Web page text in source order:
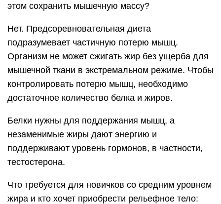
этом сохранить мышечную массу?
Нет. Предсоревновательная диета
подразумевает частичную потерю мышц.
Организм не может сжигать жир без ущерба для
мышечной ткани в экстремальном режиме. Чтобы
контролировать потерю мышц, необходимо
достаточное количество белка и жиров.
Белки нужны для поддержания мышц, а
незаменимые жиры дают энергию и
поддерживают уровень гормонов, в частности,
тестостерона.
Что требуется для новичков со средним уровнем
жира и кто хочет приобрести рельефное тело: